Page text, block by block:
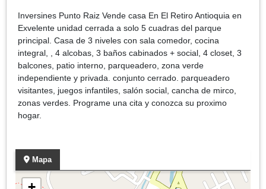
Inversines Punto Raiz Vende casa En El Retiro Antioquia en
Exvelente unidad cerrada a solo 5 cuadras del parque
principal. Casa de 3 niveles con sala comedor, cocina
integral, , 4 alcobas, 3 baños cabinados + social, 4 closet, 3
balcones, patio interno, parqueadero, zona verde
independiente y privada. conjunto cerrado. parqueadero
visitantes, juegos infantiles, salón social, cancha de mirco,
zonas verdes. Programe una cita y conozca su proximo
hogar.
Mapa